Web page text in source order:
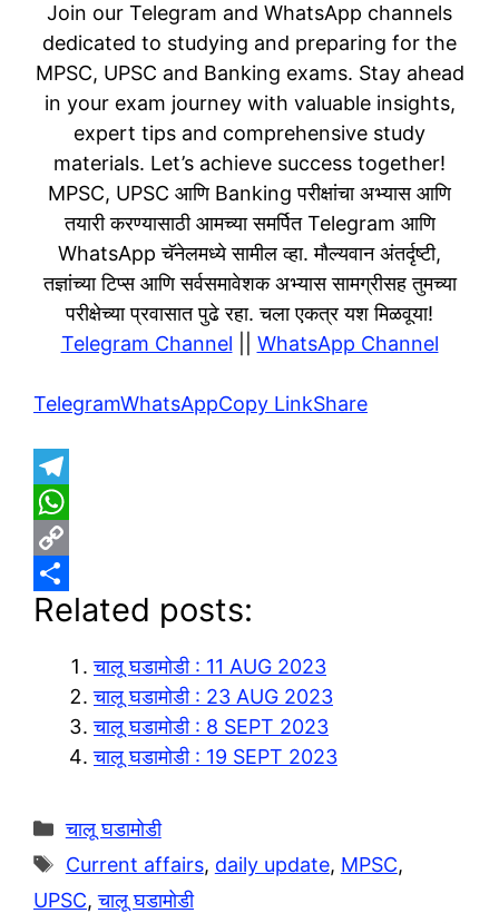
Join our Telegram and WhatsApp channels
dedicated to studying and preparing for the
MPSC, UPSC and Banking exams. Stay ahead
in your exam journey with valuable insights,
expert tips and comprehensive study
materials. Let’s achieve success together!
MPSC, UPSC आणि Banking परीक्षांचा अभ्यास आणि
तयारी करण्यासाठी आमच्या समर्पित Telegram आणि
WhatsApp चॅनेलमध्ये सामील व्हा. मौल्यवान अंतर्दृष्टी,
तज्ञांच्या टिप्स आणि सर्वसमावेशक अभ्यास सामग्रीसह तुमच्या
परीक्षेच्या प्रवासात पुढे रहा. चला एकत्र यश मिळवूया!
Telegram Channel
WhatsApp Channel
TelegramWhatsAppCopy LinkShare
T
e
e
W
h
a
C
o
k
S
Related posts:
चालू घडामोडी : 11 AUG 2023
चालू घडामोडी : 23 AUG 2023
चालू घडामोडी : 8 SEPT 2023
चालू घडामोडी : 19 SEPT 2023
Categories
चालू घडामोडी
Tags
Current affairs, daily update, MPSC,
UPSC,चालू घडामोडी